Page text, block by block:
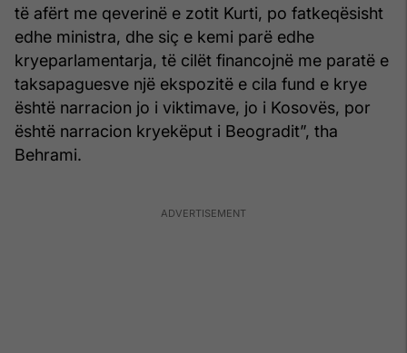
të afërt me qeverinë e zotit Kurti, po fatkeqësisht
edhe ministra, dhe siç e kemi parë edhe
kryeparlamentarja, të cilët financojnë me paratë e
taksapaguesve një ekspozitë e cila fund e krye
është narracion jo i viktimave, jo i Kosovës, por
është narracion kryekëput i Beogradit”, tha
Behrami.